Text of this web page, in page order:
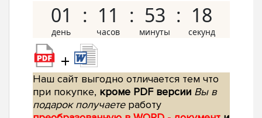
01 11 53 17
+
Наш сайт выгодно отличается тем что
при покупке, кроме PDF версии Вы в
подарок получаетеработу